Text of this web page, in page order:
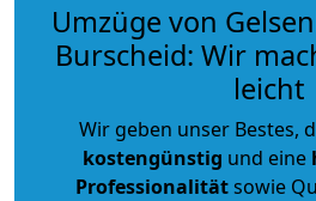
Umzüge von
Burscheid: Wir
leicht
Wir geben unser Bestes,
kostengünstig und eine
Professionalitätsowie